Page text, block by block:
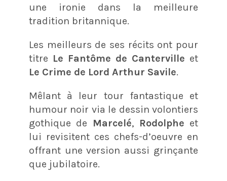
une ironie dans la meilleure
tradition britannique.
Les meilleurs de ses récits ont pour
titre Le Fantôme de Canterville et
Le Crime de Lord Arthur Savile.
Mêlant à leur tour fantastique et
humour noir via le dessin volontiers
gothique de Marcelé, Rodolphe et
lui revisitent ces chefs-d’oeuvre en
offrant une version aussi grinçante
que jubilatoire.